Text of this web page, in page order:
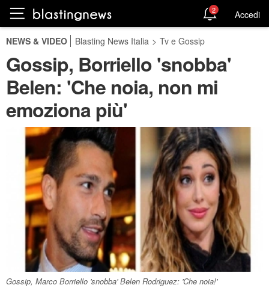
2 Accedi
NEWS & VIDEO Blasting News Italia > Tv e Gossip
Gossip, Borriello 'snobba'
Belen: 'Che noia, non mi
emoziona più'
Gossip, Marco Borriello 'snobba' Belen Rodriguez: 'Che noia!'